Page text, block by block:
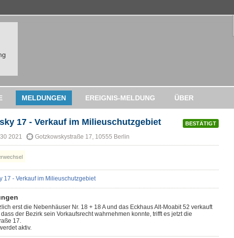
MELDUNGEN EREIGNIS-MELDUNG ÜBER
BESTÄTIGT
17 - Verkauf im Milieuschutzgebiet
2021 Gotzkowskystraße 17, 10555 Berlin
erst die Nebenhäuser Nr. 18 + 18 A und das Eckhaus Alt-Moabit 52 verkauft
der Bezirk sein Vorkaufsrecht wahrnehmen konnte, trifft es jetzt die
17.
aktiv.